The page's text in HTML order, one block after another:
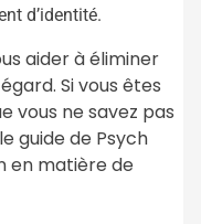
d’identité.
aider à éliminer
Si vous êtes
vous ne savez pas
guide de Psych
en matière de